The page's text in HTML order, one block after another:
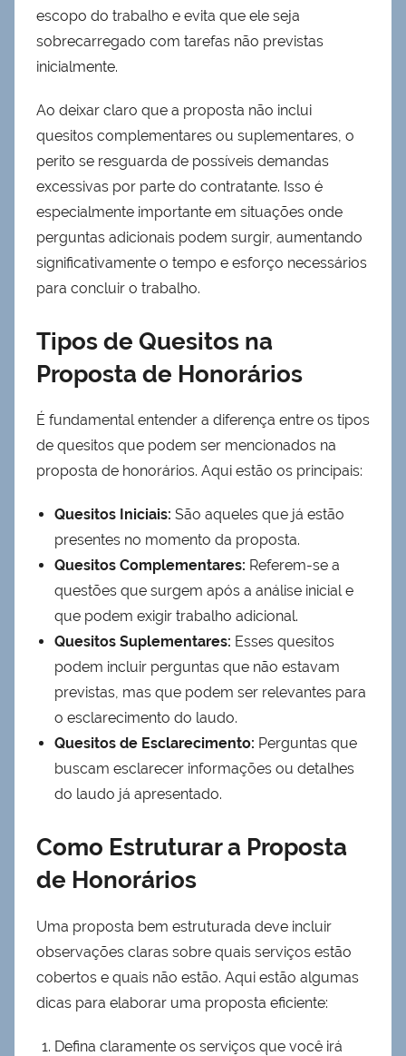
escopo do trabalho e evita que ele seja
sobrecarregado com tarefas não previstas
inicialmente.
Ao deixar claro que a proposta não inclui
quesitos complementares ou suplementares, o
perito se resguarda de possíveis demandas
excessivas por parte do contratante. Isso é
especialmente importante em situações onde
perguntas adicionais podem surgir, aumentando
significativamente o tempo e esforço necessários
para concluir o trabalho.
Tipos de Quesitos na
Proposta de Honorários
É fundamental entender a diferença entre os tipos
de quesitos que podem ser mencionados na
proposta de honorários. Aqui estão os principais:
Quesitos Iniciais: São aqueles que já estão
presentes no momento da proposta.
Quesitos Complementares: Referem-se a
questões que surgem após a análise inicial e
que podem exigir trabalho adicional.
Quesitos Suplementares: Esses quesitos
podem incluir perguntas que não estavam
previstas, mas que podem ser relevantes para
o esclarecimento do laudo.
Quesitos de Esclarecimento: Perguntas que
buscam esclarecer informações ou detalhes
do laudo já apresentado.
Como Estruturar a Proposta
de Honorários
Uma proposta bem estruturada deve incluir
observações claras sobre quais serviços estão
cobertos e quais não estão. Aqui estão algumas
dicas para elaborar uma proposta eficiente:
Defina claramente os serviços que você irá